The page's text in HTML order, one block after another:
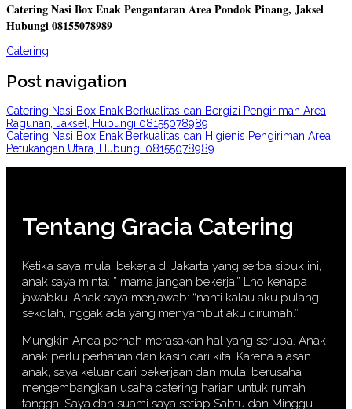
Catering Nasi Box Enak Pengantaran Area Pondok Pinang, Jaksel
Hubungi 08155078989
Catering
Post navigation
Catering Nasi Box Enak Berkualitas dan Bergizi Pengiriman Area
Ragunan, Jaksel, Hubungi 08155078989
Catering Nasi Box Enak Berkualitas dan Higienis Pengiriman Area
Petukangan Utara, Hubungi 08155078989
Tentang Gracia Catering
Ketika saya mulai bekerja di Jakarta yang serba sibuk ini,
anak saya minta: ” mama jangan bekerja.” Lho kenapa
jawabku. Anak saya menjawab: “nanti kalau aku pulang
sekolah, nggak ada yang menyambut aku dirumah.”
Mungkin Anda pernah merasakan hal yang serupa. Anak-
anak perlu perhatian dan kasih dari kita. Karena alasan
anak, saya keluar dari pekerjaan dan mulai berusaha
mengembangkan usaha catering harian untuk rumah
tangga. Saya dan suami saya setiap Sabtu dan Minggu